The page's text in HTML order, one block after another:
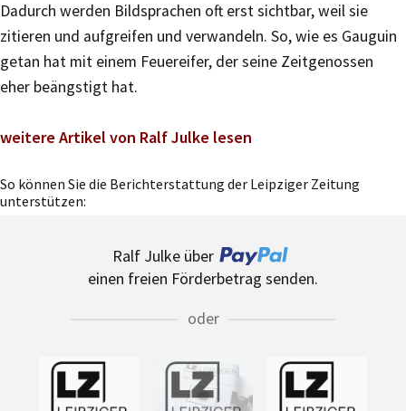
Dadurch werden Bildsprachen oft erst sichtbar, weil sie
zitieren und aufgreifen und verwandeln. So, wie es Gauguin
getan hat mit einem Feuereifer, der seine Zeitgenossen
eher beängstigt hat.
weitere Artikel von Ralf Julke lesen
So können Sie die Berichterstattung der Leipziger Zeitung
unterstützen:
Ralf Julke über
einen freien Förderbetrag senden.
oder